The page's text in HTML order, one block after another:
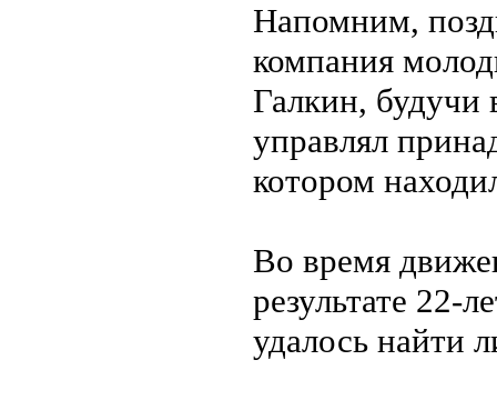
Напомним,
компания
Галкин, будучи
управлял
котором
Во время
результате 22-
удалось найти